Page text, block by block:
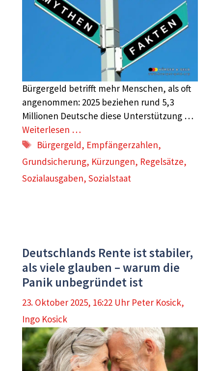
Bürgergeld betrifft mehr Menschen, als oft
angenommen: 2025 beziehen rund 5,3
Millionen Deutsche diese Unterstützung …
Weiterlesen …
Schlagwörter
Bürgergeld, Empfängerzahlen,
Grundsicherung, Kürzungen, Regelsätze,
Sozialausgaben, Sozialstaat
Deutschlands Rente ist stabiler,
als viele glauben – warum die
Panik unbegründet ist
23. Oktober 2025, 16:22 Uhr Peter Kosick,
Ingo Kosick